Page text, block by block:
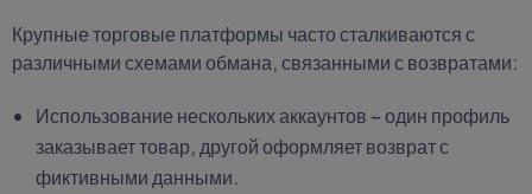
Крупные торговые платформы часто сталкиваются с
различными схемами обмана, связанными с возвратами:
Использование нескольких аккаунтов – один профиль
заказывает товар, другой оформляет возврат с
фиктивными данными.